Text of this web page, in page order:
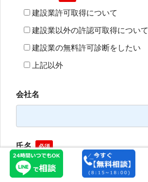
建設業許可取得について
建設業以外の許認可取得について
建設業の無料許可診断をしたい
上記以外
会社名
氏名 必須